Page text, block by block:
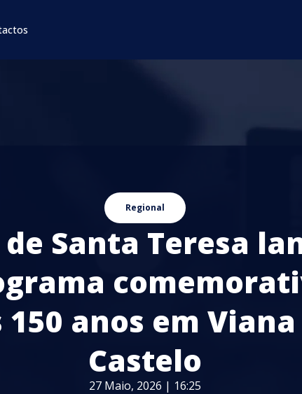
Regional
Santa Teresa
150 anos em
Castelo
27 Maio, 2026 | 16:25